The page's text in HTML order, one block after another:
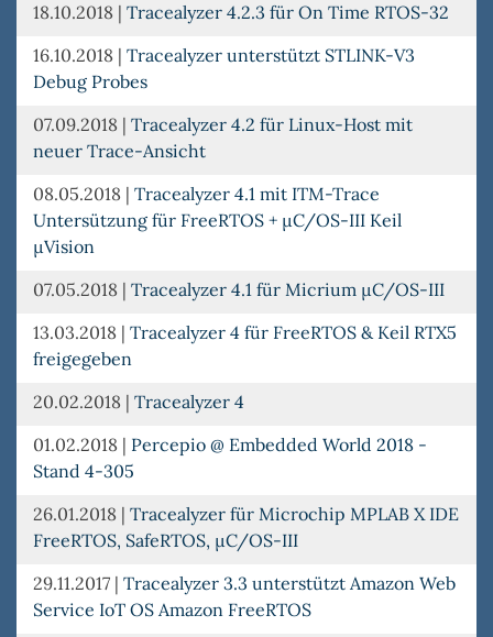
18.10.2018 | Tracealyzer 4.2.3 für On Time RTOS-32
16.10.2018 | Tracealyzer unterstützt STLINK-V3
Debug Probes
07.09.2018 | Tracealyzer 4.2 für Linux-Host mit
neuer Trace-Ansicht
08.05.2018 | Tracealyzer 4.1 mit ITM-Trace
Untersützung für FreeRTOS + µC/OS-III Keil
µVision
07.05.2018 | Tracealyzer 4.1 für Micrium µC/OS-III
13.03.2018 | Tracealyzer 4 für FreeRTOS & Keil RTX5
freigegeben
20.02.2018 | Tracealyzer 4
01.02.2018 | Percepio @ Embedded World 2018 -
Stand 4-305
26.01.2018 | Tracealyzer für Microchip MPLAB X IDE
FreeRTOS, SafeRTOS, µC/OS-III
29.11.2017 | Tracealyzer 3.3 unterstützt Amazon Web
Service IoT OS Amazon FreeRTOS